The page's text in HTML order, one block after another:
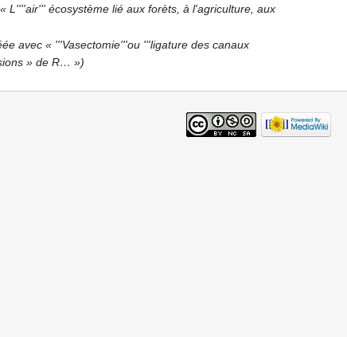
L''''air''' écosystème lié aux forèts, à l'agriculture, aux
avec « '''Vasectomie'''ou '''ligature des canaux
» de R… »)